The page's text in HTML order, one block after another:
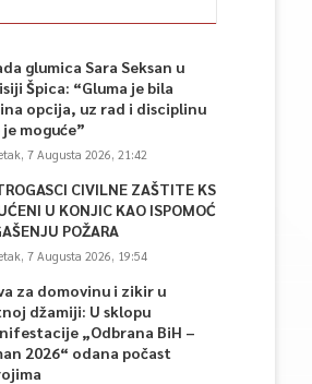
glumica Sara Seksan u
Špica: “Gluma je bila
opcija, uz rad i disciplinu
je moguće”
7 Augusta 2026, 21:42
CIVILNE ZAŠTITE KS
U KONJIC KAO ISPOMOĆ
POŽARA
7 Augusta 2026, 19:54
za domovinu i zikir u
džamiji: U sklopu
„Odbrana BiH –
2026“ odana počast